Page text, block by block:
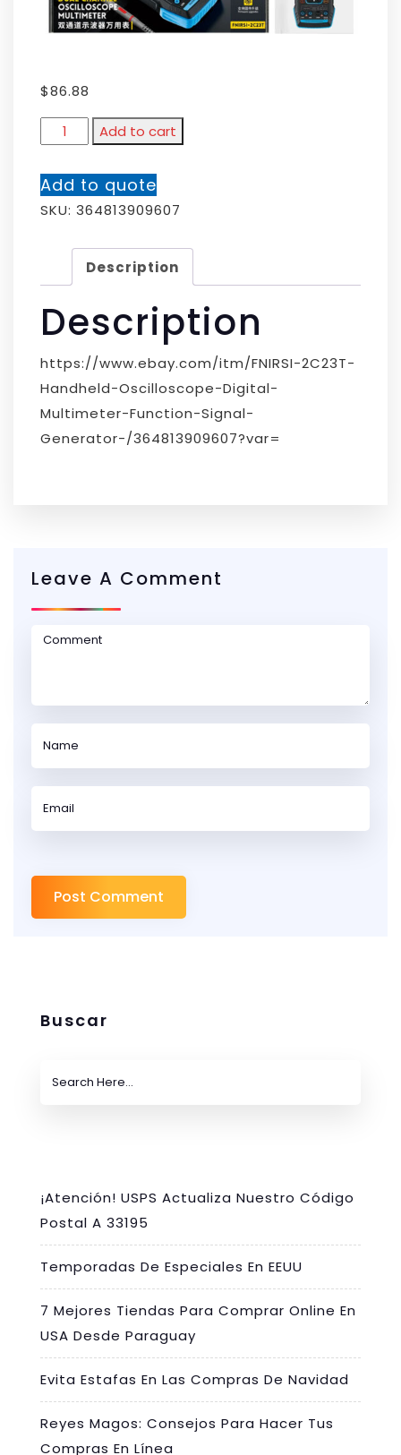
$86.88
Add to cart
Add to quote
SKU: 364813909607
Description
Description
https://www.ebay.com/itm/FNIRSI-2C23T-
Handheld-Oscilloscope-Digital-
Multimeter-Function-Signal-
Generator-/364813909607?var=
Leave A Comment
Buscar
¡Atención! USPS Actualiza Nuestro Código
Postal A 33195
Temporadas De Especiales En EEUU
7 Mejores Tiendas Para Comprar Online En
USA Desde Paraguay
Evita Estafas En Las Compras De Navidad
Reyes Magos: Consejos Para Hacer Tus
Compras En Línea